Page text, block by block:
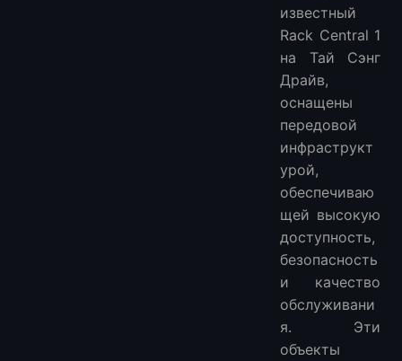
известный
Rack Central 1
на Тай Сэнг
Драйв,
оснащены
передовой
инфраструкт
урой,
обеспечиваю
щей высокую
доступность,
безопасность
и качество
обслуживани
я. Эти
объекты